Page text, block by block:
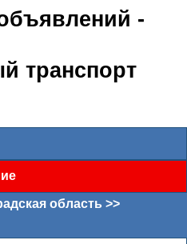
-
транспорт
область >>